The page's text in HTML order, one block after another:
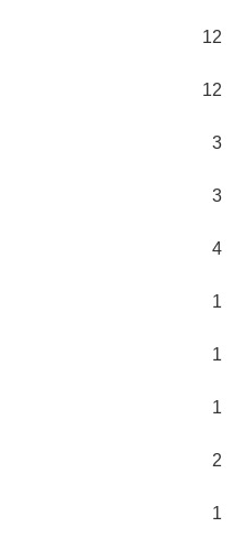
12
12
3
3
4
1
1
1
2
1